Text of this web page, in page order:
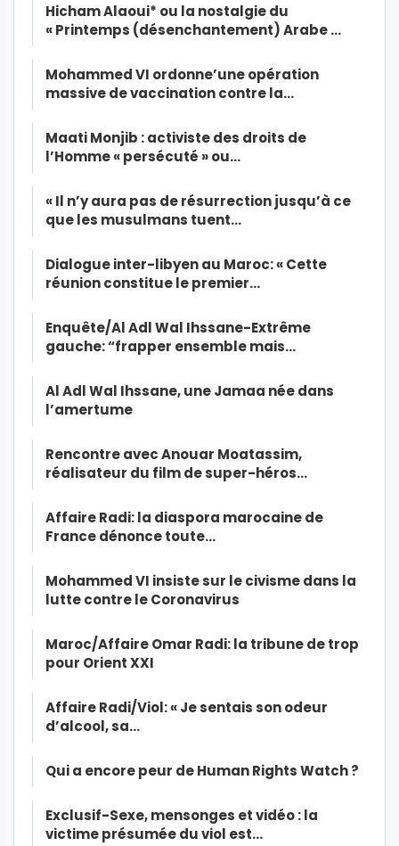
Hicham Alaoui* ou la nostalgie du
« Printemps (désenchantement) Arabe …
Mohammed VI ordonne’une opération
massive de vaccination contre la…
Maati Monjib : activiste des droits de
l’Homme « persécuté » ou…
« Il n’y aura pas de résurrection jusqu’à ce
que les musulmans tuent…
Dialogue inter-libyen au Maroc: « Cette
réunion constitue le premier…
Enquête/Al Adl Wal Ihssane-Extrême
gauche: “frapper ensemble mais…
Al Adl Wal Ihssane, une Jamaa née dans
l’amertume
Rencontre avec Anouar Moatassim,
réalisateur du film de super-héros…
Affaire Radi: la diaspora marocaine de
France dénonce toute…
Mohammed VI insiste sur le civisme dans la
lutte contre le Coronavirus
Maroc/Affaire Omar Radi: la tribune de trop
pour Orient XXI
Affaire Radi/Viol: « Je sentais son odeur
d’alcool, sa…
Qui a encore peur de Human Rights Watch ?
Exclusif-Sexe, mensonges et vidéo : la
victime présumée du viol est…